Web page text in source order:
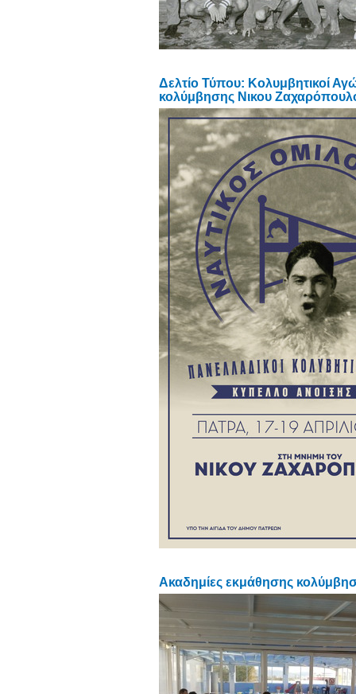
Δελτίο Τύπου: Κολυμβητικοί
κολύμβησης Νικου
Ακαδημίες εκμάθησης